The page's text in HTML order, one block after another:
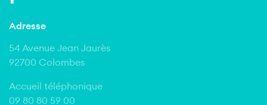
Adresse
54 Avenue Jean Jaurès
92700 Colombes
Accueil téléphonique
09 80 80 59 00